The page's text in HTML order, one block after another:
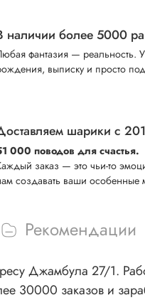
наличии более 5000
фантазия — реальность.
выписку и просто
шарики с
000 поводов для счастья.
заказ — это чьи-то
создавать ваши особенные
Рекомендации
Джамбула 27/1.
30000 заказов и